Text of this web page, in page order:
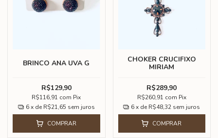
BRINCO ANA UVA G
R$129,90
R$116,91 com Pix
6 x de R$21,65 sem juros
COMPRAR
CHOKER CRUCIFIXO
MIRIAM
R$289,90
R$260,91 com Pix
6 x de R$48,32 sem juros
COMPRAR